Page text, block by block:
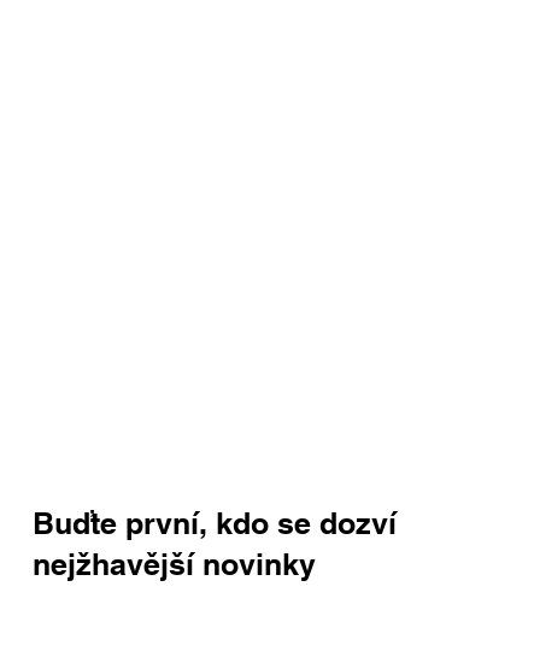
Buďte první, kdo se dozví
nejžhavější novinky